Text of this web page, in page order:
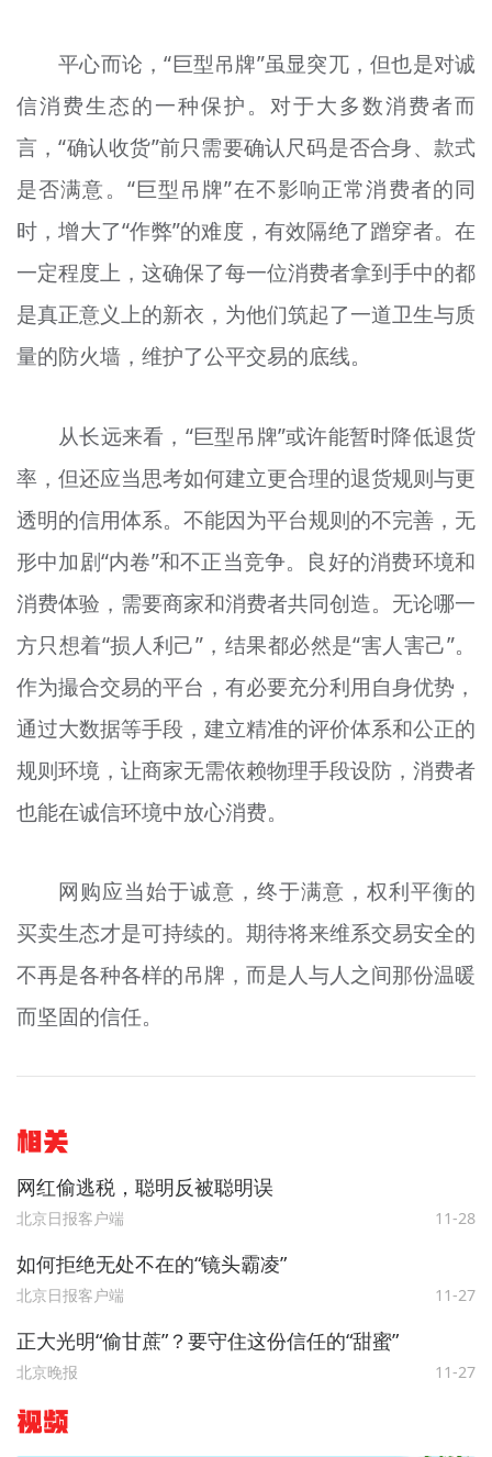
平心而论，“巨型吊牌”虽显突兀，但也是对诚
信消费生态的一种保护。对于大多数消费者而
言，“确认收货”前只需要确认尺码是否合身、款式
是否满意。“巨型吊牌”在不影响正常消费者的同
时，增大了“作弊”的难度，有效隔绝了蹭穿者。在
一定程度上，这确保了每一位消费者拿到手中的都
是真正意义上的新衣，为他们筑起了一道卫生与质
量的防火墙，维护了公平交易的底线。
从长远来看，“巨型吊牌”或许能暂时降低退货
率，但还应当思考如何建立更合理的退货规则与更
透明的信用体系。不能因为平台规则的不完善，无
形中加剧“内卷”和不正当竞争。良好的消费环境和
消费体验，需要商家和消费者共同创造。无论哪一
方只想着“损人利己”，结果都必然是“害人害己”。
作为撮合交易的平台，有必要充分利用自身优势，
通过大数据等手段，建立精准的评价体系和公正的
规则环境，让商家无需依赖物理手段设防，消费者
也能在诚信环境中放心消费。
网购应当始于诚意，终于满意，权利平衡的
买卖生态才是可持续的。期待将来维系交易安全的
不再是各种各样的吊牌，而是人与人之间那份温暖
而坚固的信任。
相关
网红偷逃税，聪明反被聪明误
北京日报客户端 11-28
如何拒绝无处不在的“镜头霸凌”
北京日报客户端 11-27
正大光明“偷甘蔗”？要守住这份信任的“甜蜜”
北京晚报 11-27
视频